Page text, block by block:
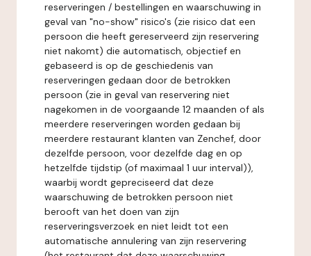
reserveringen / bestellingen en waarschuwing in
geval van "no-show" risico's (zie risico dat een
persoon die heeft gereserveerd zijn reservering
niet nakomt) die automatisch, objectief en
gebaseerd is op de geschiedenis van
reserveringen gedaan door de betrokken
persoon (zie in geval van reservering niet
nagekomen in de voorgaande 12 maanden of als
meerdere reserveringen worden gedaan bij
meerdere restaurant klanten van Zenchef, door
dezelfde persoon, voor dezelfde dag en op
hetzelfde tijdstip (of maximaal 1 uur interval)),
waarbij wordt gepreciseerd dat deze
waarschuwing de betrokken persoon niet
berooft van het doen van zijn
reserveringsverzoek en niet leidt tot een
automatische annulering van zijn reservering